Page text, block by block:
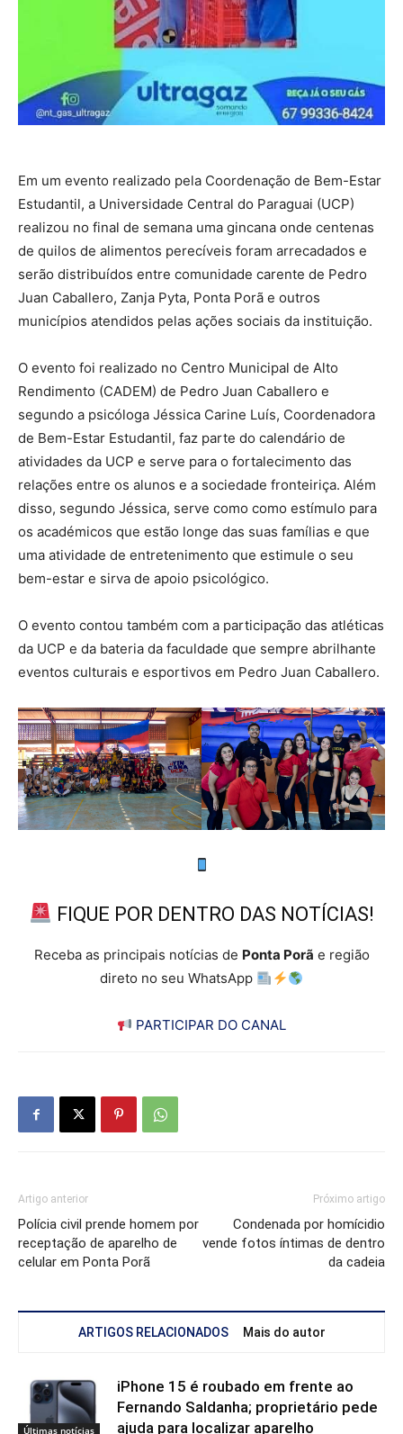
Em um evento realizado pela Coordenação de Bem-Estar
Estudantil, a Universidade Central do Paraguai (UCP)
realizou no final de semana uma gincana onde centenas
de quilos de alimentos perecíveis foram arrecadados e
serão distribuídos entre comunidade carente de Pedro
Juan Caballero, Zanja Pyta, Ponta Porã e outros
municípios atendidos pelas ações sociais da instituição.
O evento foi realizado no Centro Municipal de Alto
Rendimento (CADEM) de Pedro Juan Caballero e
segundo a psicóloga Jéssica Carine Luís, Coordenadora
de Bem-Estar Estudantil, faz parte do calendário de
atividades da UCP e serve para o fortalecimento das
relações entre os alunos e a sociedade fronteiriça. Além
disso, segundo Jéssica, serve como como estímulo para
os académicos que estão longe das suas famílias e que
uma atividade de entretenimento que estimule o seu
bem-estar e sirva de apoio psicológico.
O evento contou também com a participação das atléticas
da UCP e da bateria da faculdade que sempre abrilhante
eventos culturais e esportivos em Pedro Juan Caballero.
FIQUE POR DENTRO DAS NOTÍCIAS!
Receba as principais notícias de Ponta Porã e região
direto no seu WhatsApp
PARTICIPAR DO CANAL
Artigo anterior
Polícia civil prende homem por
receptação de aparelho de
celular em Ponta Porã
Próximo artigo
Condenada por homícidio
vende fotos íntimas de dentro
da cadeia
ARTIGOS RELACIONADOS Mais do autor
Últimas notícias
iPhone 15 é roubado em frente ao
Fernando Saldanha; proprietário pede
ajuda para localizar aparelho